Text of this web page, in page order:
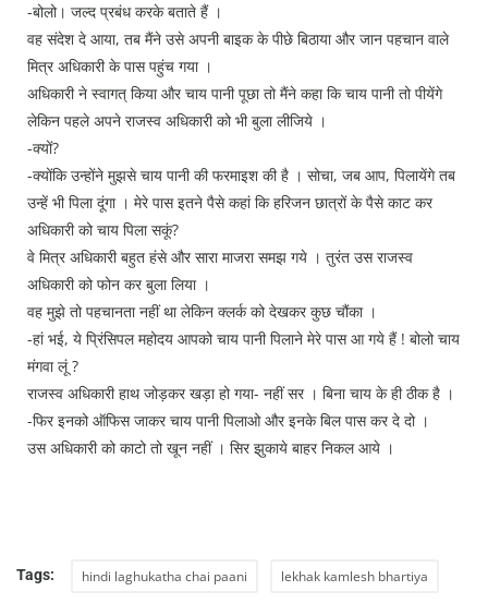
-बोलो। जल्द प्रबंध करके बताते हैं ।
वह संदेश दे आया, तब मैंने उसे अपनी बाइक के पीछे बिठाया और जान पहचान वाले
मित्र अधिकारी के पास पहुंच गया ।
अधिकारी ने स्वागत् किया और चाय पानी पूछा तो मैंने कहा कि चाय पानी तो पीयेंगे
लेकिन पहले अपने राजस्व अधिकारी को भी बुला लीजिये ।
-क्यों?
-क्योंकि उन्होंने मुझसे चाय पानी की फरमाइश की है । सोचा, जब आप, पिलायेंगे तब
उन्हें भी पिला दूंगा । मेरे पास इतने पैसे कहां कि हरिजन छात्रों के पैसे काट कर
अधिकारी को चाय पिला सकूं?
वे मित्र अधिकारी बहुत हंसे और सारा माजरा समझ गये । तुरंत उस राजस्व
अधिकारी को फोन कर बुला लिया ।
वह मुझे तो पहचानता नहीं था लेकिन क्लर्क को देखकर कुछ चौंका ।
-हां भई, ये प्रिंसिपल महोदय आपको चाय पानी पिलाने मेरे पास आ गये हैं ! बोलो चाय
मंगवा लूं ?
राजस्व अधिकारी हाथ जोड़कर खड़ा हो गया- नहीं सर । बिना चाय के ही ठीक है ।
-फिर इनको ऑफिस जाकर चाय पानी पिलाओ और इनके बिल पास कर दे दो ।
उस अधिकारी को काटो तो खून नहीं । सिर झुकाये बाहर निकल आये ।
Tags: hindi laghukatha chai paani lekhak kamlesh bhartiya